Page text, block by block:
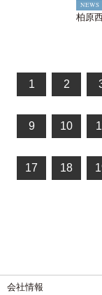
NEWS
柏原
1 2
9 10
17 18
会社情報